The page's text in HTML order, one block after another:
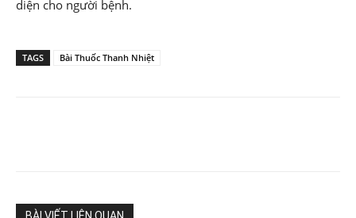
diện cho người bệnh.
TAGS Bài Thuốc Thanh Nhiệt